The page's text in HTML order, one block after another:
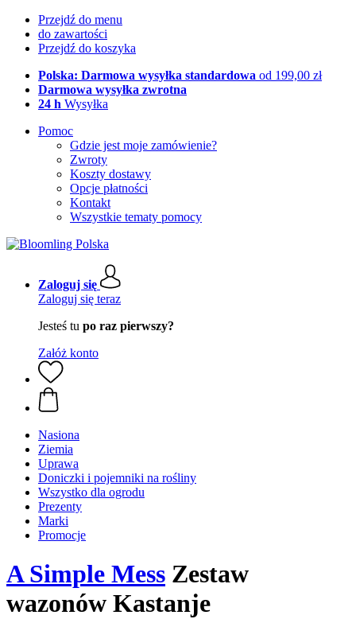
Przejdź do menu
do zawartości
Przejdź do koszyka
Polska: Darmowa wysyłka standardowa od 199,00 zł
Darmowa wysyłka zwrotna
24 h Wysyłka
Pomoc
Gdzie jest moje zamówienie?
Zwroty
Koszty dostawy
Opcje płatności
Kontakt
Wszystkie tematy pomocy
Zaloguj się
Zaloguj się teraz
Jesteś tu po raz pierwszy?
Załóż konto
Nasiona
Ziemia
Uprawa
Doniczki i pojemniki na rośliny
Wszystko dla ogrodu
Prezenty
Marki
Promocje
A Simple Mess Zestaw
wazonów Kastanje